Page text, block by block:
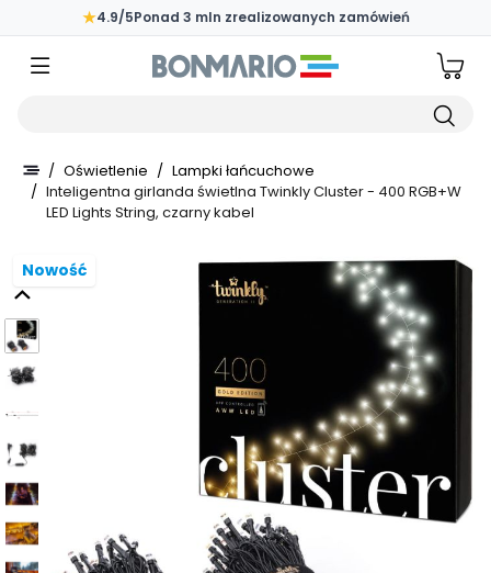
Przejdź do głównej zawartości strony
★4.9/5Ponad 3 mln zrealizowanych zamówień
/ Oświetlenie / Lampki łańcuchowe
/ Inteligentna girlanda świetlna Twinkly Cluster - 400 RGB+W
LED Lights String, czarny kabel
Nowość